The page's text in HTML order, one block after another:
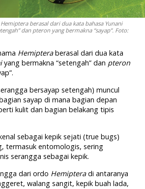
berasal dari dua kata bahasa Yunani
dan pteron yang bermakna “sayap”. Foto:
Hemipteraberasal dari dua kata
yang bermakna “setengah” dan pteron
bersayap setengah) muncul
sayap di mana bagian depan
kulit dan bagian belakang tipis
sebagai kepik sejati (true bugs)
termasuk entomologis, sering
serangga sebagai kepik.
dari ordo Hemipteradi antaranya
walang sangit, kepik buah lada,